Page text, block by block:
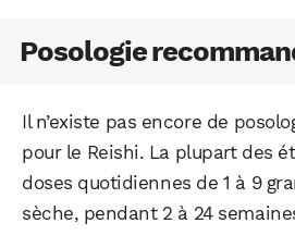
Posologie
Il n’existe pas encore de
pour le Reishi. La plupart des
doses quotidiennes de 1 à 9
sèche, pendant 2 à 24